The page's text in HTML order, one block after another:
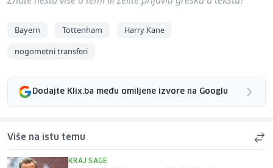
Bayern Tottenham
Harry Kane
nogometni transferi
Dodajte Klix.ba među omiljene izvore na Googlu
Više na istu temu
KRAJ SAGE